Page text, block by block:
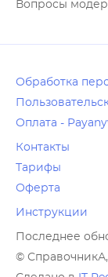
Вопросы
Обработка
Оплата -
Контакты
Тарифы
Оферта
Инструкции
Последнее
© СправочникА,